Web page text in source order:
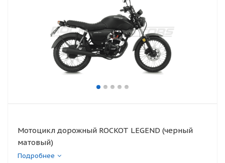
Мотоцикл дорожный ROCKOT LEGEND (черный
матовый)
Подробнее